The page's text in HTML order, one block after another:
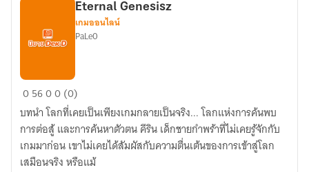
Eternal
Genesisz
Eternal Genesisz
เกมออนไลน์
PaLe0
05600 (0)
บทนำ โลกที่เคยเป็นเพียงเกมกลายเป็นจริง... โลกแห่งการค้นพบ
การต่อสู้ และการค้นหาตัวตน คีริน เด็กชายกำพร้าที่ไม่เคยรู้จักกับ
เกมมาก่อน เขาไม่เคยได้สัมผัสกับความตื่นเต้นของการเข้าสู่โลก
เสมือนจริง หรือแม้